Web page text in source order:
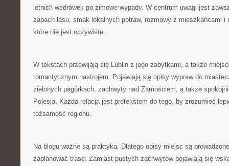
letnich wędrówek po zimowe wypady. W centrum uwagi jest
zapach lasu, smak lokalnych potraw, rozmowy z mieszkańcami i
które nie jest oczywiste.
W tekstach przewijają się Lublin z jego zabytkami, a także
romantycznym nastrojem. Pojawiają się opisy wypraw do
zielonych pagórkach, zachwyty nad Zamościem, a także
Polesia. Każda relacja jest pretekstem do tego, by zrozumieć
tożsamość regionu.
Na blogu ważne są praktyka. Dlatego opisy miejsc są
zaplanować trasę. Zamiast pustych zachwytów pojawiają się